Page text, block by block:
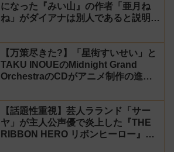
になった『みい山』の作者「亜月ね
ね」がダイアナは別人であると説明し
【万策尽きた?】「星街すいせい」と
TAKU INOUEのMidnight Grand
OrchestraのCDがアニメ制作の進行
【話題性重視】芸人ラランド「サー
ヤ」が主人公声優で炎上した『THE
RIBBON HERO リボンヒーロー』に